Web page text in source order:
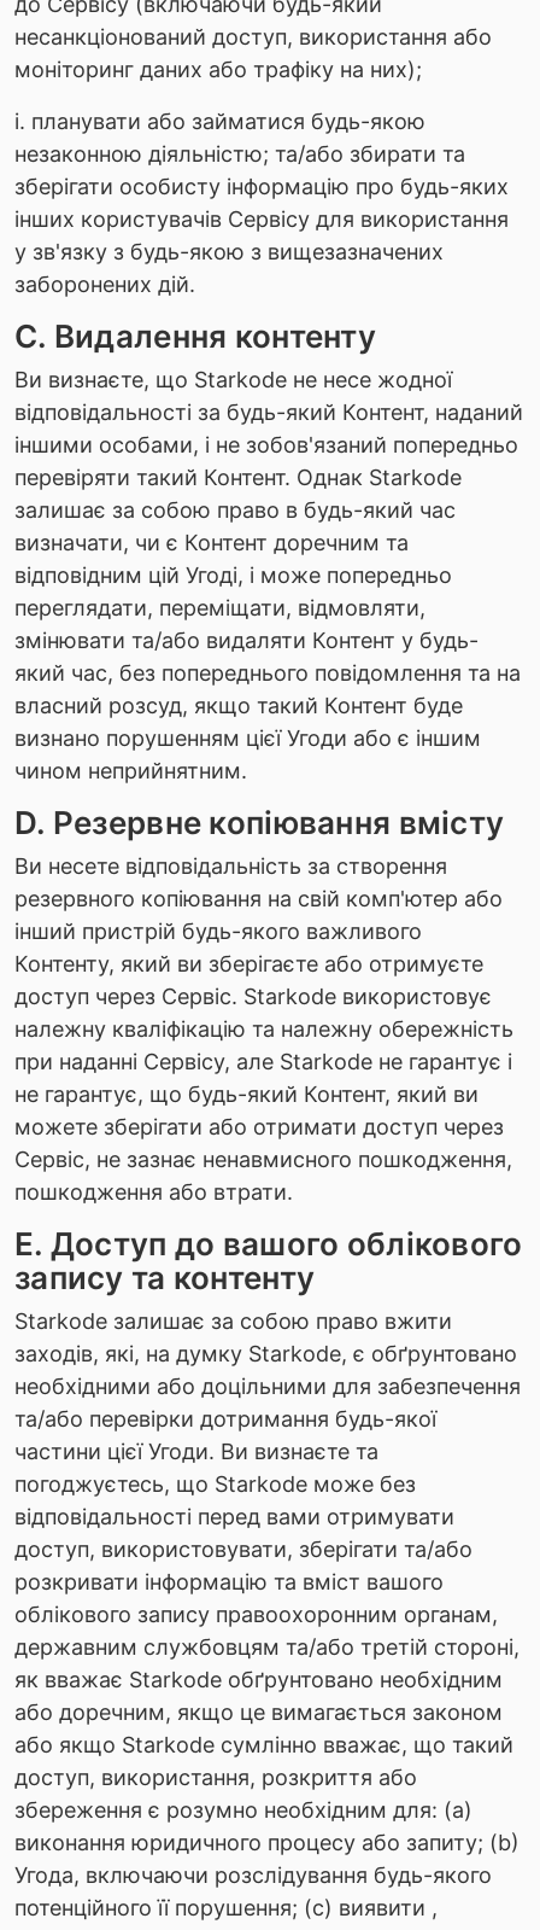
несанкціонований доступ, використання або
моніторинг даних або трафіку на них);
i. планувати або займатися будь-якою
незаконною діяльністю; та/або збирати та
зберігати особисту інформацію про будь-яких
інших користувачів Сервісу для використання
у зв'язку з будь-якою з вищезазначених
заборонених дій.
C. Видалення контенту
Ви визнаєте, що Starkode не несе жодної
відповідальності за будь-який Контент, наданий
іншими особами, і не зобов'язаний попередньо
перевіряти такий Контент. Однак Starkode
залишає за собою право в будь-який час
визначати, чи є Контент доречним та
відповідним цій Угоді, і може попередньо
переглядати, переміщати, відмовляти,
змінювати та/або видаляти Контент у будь-
який час, без попереднього повідомлення та на
власний розсуд, якщо такий Контент буде
визнано порушенням цієї Угоди або є іншим
чином неприйнятним.
D. Резервне копіювання вмісту
Ви несете відповідальність за створення
резервного копіювання на свій комп'ютер або
інший пристрій будь-якого важливого
Контенту, який ви зберігаєте або отримуєте
доступ через Сервіс. Starkode використовує
належну кваліфікацію та належну обережність
при наданні Сервісу, але Starkode не гарантує і
не гарантує, що будь-який Контент, який ви
можете зберігати або отримати доступ через
Сервіс, не зазнає ненавмисного пошкодження,
пошкодження або втрати.
E. Доступ до вашого облікового
запису та контенту
Starkode залишає за собою право вжити
заходів, які, на думку Starkode, є обґрунтовано
необхідними або доцільними для забезпечення
та/або перевірки дотримання будь-якої
частини цієї Угоди. Ви визнаєте та
погоджуєтесь, що Starkode може без
відповідальності перед вами отримувати
доступ, використовувати, зберігати та/або
розкривати інформацію та вміст вашого
облікового запису правоохоронним органам,
державним службовцям та/або третій стороні,
як вважає Starkode обґрунтовано необхідним
або доречним, якщо це вимагається законом
або якщо Starkode сумлінно вважає, що такий
доступ, використання, розкриття або
збереження є розумно необхідним для: (a)
виконання юридичного процесу або запиту; (b)
Угода, включаючи розслідування будь-якого
потенційного її порушення; (c) виявити ,